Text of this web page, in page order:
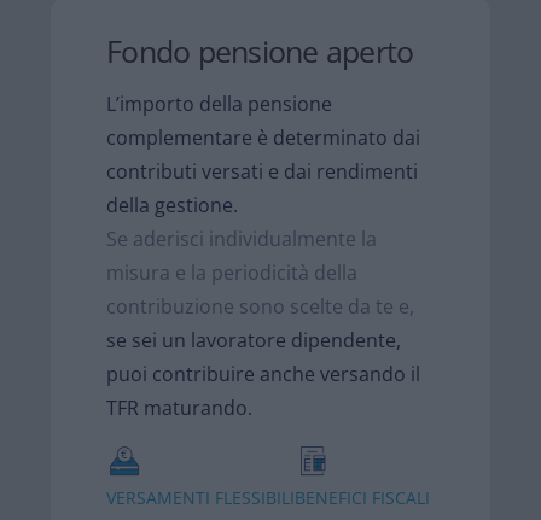
Fondo pensione aperto
L’importo della pensione
complementare è determinato dai
contributi versati e dai rendimenti
della gestione.​
Se aderisci individualmente la
misura e la periodicità della
contribuzione sono scelte da te e,
se sei un lavoratore dipendente,
puoi contribuire anche versando il
TFR maturando.
VERSAMENTI FLESSIBILIBENEFICI FISCALI